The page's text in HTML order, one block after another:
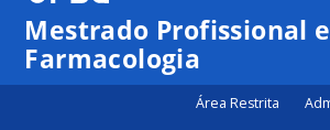
Mestrado Profissional
Farmacologia
Área Restrita